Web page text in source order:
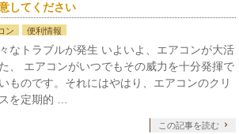
してください
ン 便利情報
なトラブルが発生 いよいよ、エアコンが大活
、 エアコンがいつでもその威力を十分発揮で
ものです。それにはやはり、エアコンのクリ
を定期的 …
この記事を読む